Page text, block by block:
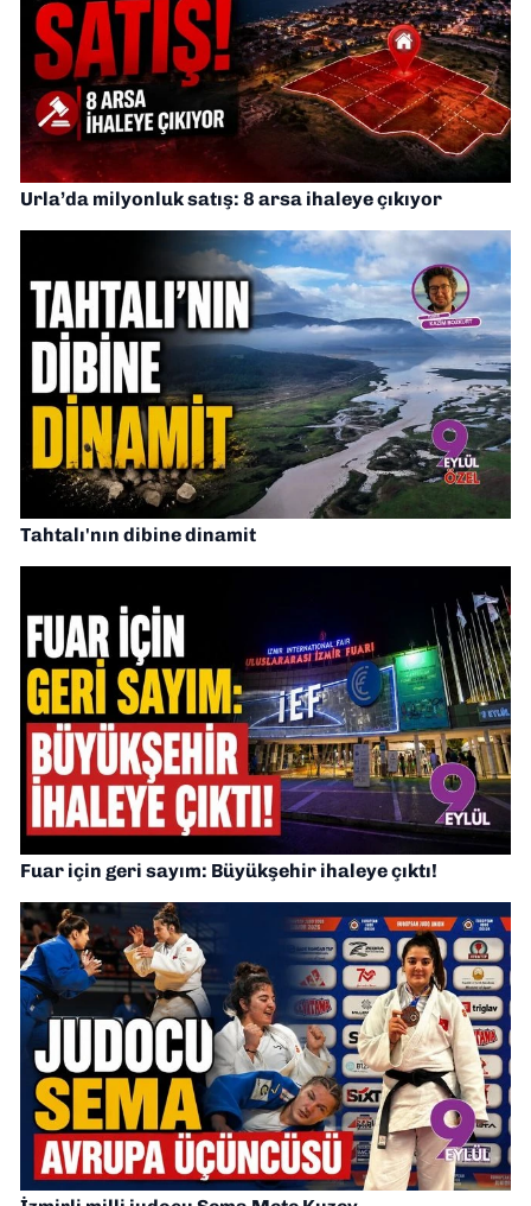
Urla’da milyonluk satış: 8 arsa ihaleye çıkıyor
Tahtalı'nın dibine dinamit
Fuar için geri sayım: Büyükşehir ihaleye çıktı!